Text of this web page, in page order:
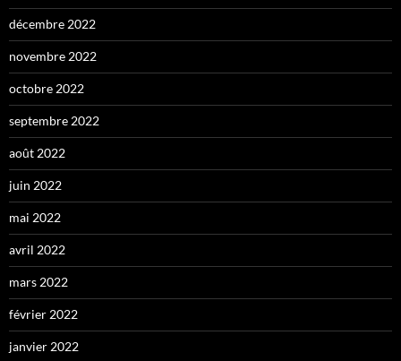
décembre 2022
novembre 2022
octobre 2022
septembre 2022
août 2022
juin 2022
mai 2022
avril 2022
mars 2022
février 2022
janvier 2022